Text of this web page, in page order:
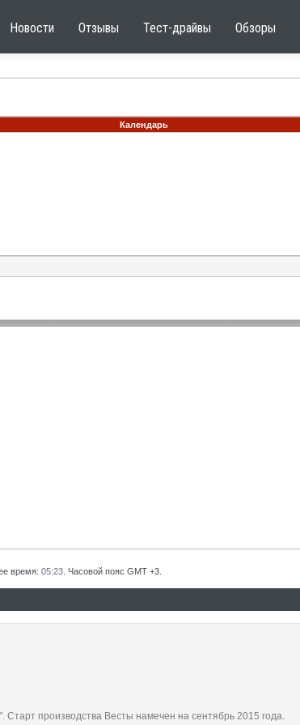
Новости Отзывы Тест-драйвы Обзоры
Календарь
время: 05:23 . Часовой пояс GMT +3.
производства Весты намечен на сентябрь 2015 года.